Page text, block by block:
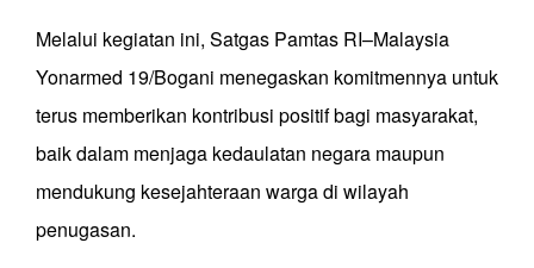
Melalui kegiatan ini, Satgas Pamtas RI–Malaysia
Yonarmed 19/Bogani menegaskan komitmennya untuk
terus memberikan kontribusi positif bagi masyarakat,
baik dalam menjaga kedaulatan negara maupun
mendukung kesejahteraan warga di wilayah
penugasan.